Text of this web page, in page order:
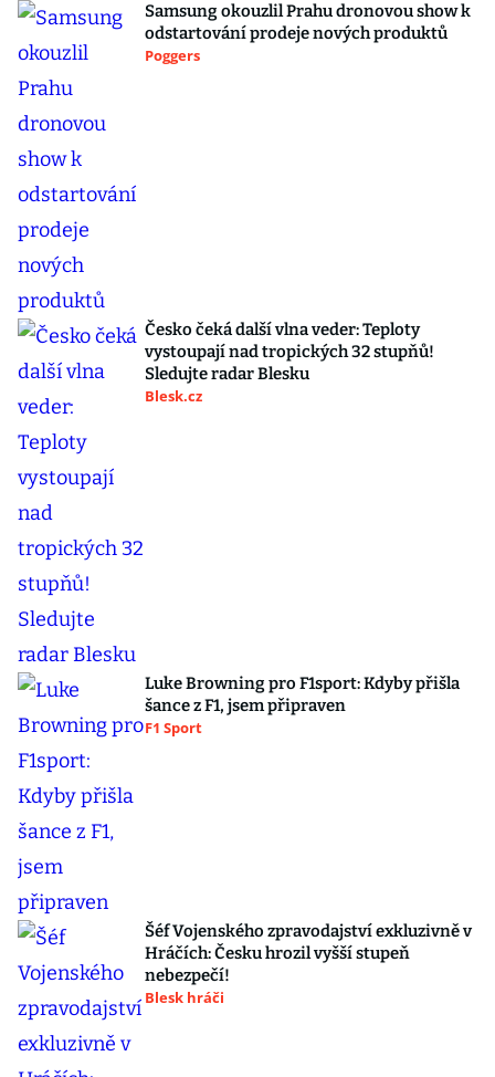
Samsung okouzlil Prahu dronovou show k
odstartování prodeje nových produktů
Poggers
Česko čeká další vlna veder: Teploty
vystoupají nad tropických 32 stupňů!
Sledujte radar Blesku
Blesk.cz
Luke Browning pro F1sport: Kdyby přišla
šance z F1, jsem připraven
F1 Sport
Šéf Vojenského zpravodajství exkluzivně v
Hráčích: Česku hrozil vyšší stupeň
nebezpečí!
Blesk hráči